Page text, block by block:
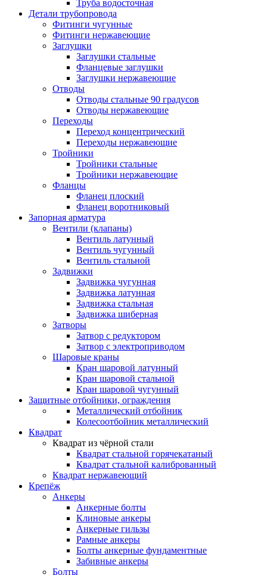
Труба водосточная
Детали трубопровода
Фитинги чугунные
Фитинги нержавеющие
Заглушки
Заглушки стальные
Фланцевые заглушки
Заглушки нержавеющие
Отводы
Отводы стальные 90 градусов
Отводы нержавеющие
Переходы
Переход концентрический
Переходы нержавеющие
Тройники
Тройники стальные
Тройники нержавеющие
Фланцы
Фланец плоский
Фланец воротниковый
Запорная арматура
Вентили (клапаны)
Вентиль латунный
Вентиль чугунный
Вентиль стальной
Задвижки
Задвижка чугунная
Задвижка латунная
Задвижка стальная
Задвижка шиберная
Затворы
Затвор с редуктором
Затвор с электроприводом
Шаровые краны
Кран шаровой латунный
Кран шаровой стальной
Кран шаровой чугунный
Защитные отбойники, ограждения
Металлический отбойник
Колесоотбойник металлический
Квадрат
Квадрат из чёрной стали
Квадрат стальной горячекатаный
Квадрат стальной калиброванный
Квадрат нержавеющий
Крепёж
Анкеры
Анкерные болты
Клиновые анкеры
Анкерные гильзы
Рамные анкеры
Болты анкерные фундаментные
Забивные анкеры
Болты